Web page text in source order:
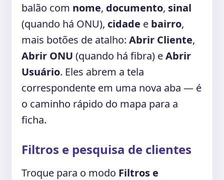
balão com nome, documento, sinal
(quando há ONU), cidade e bairro,
mais botões de atalho: Abrir Cliente,
Abrir ONU (quando há fibra) eAbrir
Usuário. Eles abrem a tela
correspondente em uma nova aba — é
o caminho rápido do mapa para a
ficha.
Filtros e pesquisa de clientes
Troque para o modo Filtros e